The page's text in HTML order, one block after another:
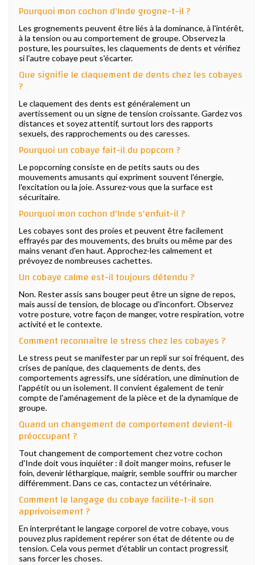
Pourquoi mon cochon d'Inde grogne-t-il ?
Les grognements peuvent être liés à la dominance, à l'intérêt,
à la tension ou au comportement de groupe. Observez la
posture, les poursuites, les claquements de dents et vérifiez
si l'autre cobaye peut s'écarter.
Que signifie le claquement de dents chez les cobayes
?
Le claquement des dents est généralement un
avertissement ou un signe de tension croissante. Gardez vos
distances et soyez attentif, surtout lors des rapports
sexuels, des rapprochements ou des caresses.
Pourquoi un cobaye fait-il du popcorn ?
Le popcorning consiste en de petits sauts ou des
mouvements amusants qui expriment souvent l'énergie,
l'excitation ou la joie. Assurez-vous que la surface est
sécuritaire.
Pourquoi mon cochon d'Inde s'enfuit-il ?
Les cobayes sont des proies et peuvent être facilement
effrayés par des mouvements, des bruits ou même par des
mains venant d'en haut. Approchez-les calmement et
prévoyez de nombreuses cachettes.
Un cobaye calme est-il toujours détendu ?
Non. Rester assis sans bouger peut être un signe de repos,
mais aussi de tension, de blocage ou d'inconfort. Observez
votre posture, votre façon de manger, votre respiration, votre
activité et le contexte.
Comment reconnaître le stress chez les cobayes ?
Le stress peut se manifester par un repli sur soi fréquent, des
crises de panique, des claquements de dents, des
comportements agressifs, une sidération, une diminution de
l'appétit ou un isolement. Il convient également de tenir
compte de l'aménagement de la pièce et de la dynamique de
groupe.
Quand un changement de comportement devient-il
préoccupant ?
Tout changement de comportement chez votre cochon
d'Inde doit vous inquiéter : il doit manger moins, refuser le
foin, devenir léthargique, maigrir, semble souffrir ou marcher
différemment. Dans ce cas, contactez un vétérinaire.
Comment le langage du cobaye facilite-t-il son
apprivoisement ?
En interprétant le langage corporel de votre cobaye, vous
pouvez plus rapidement repérer son état de détente ou de
tension. Cela vous permet d'établir un contact progressif,
sans forcer les choses.